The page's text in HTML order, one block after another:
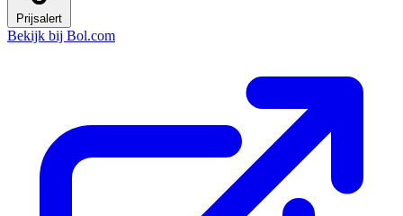
Prijsalert
Bekijk bij Bol.com